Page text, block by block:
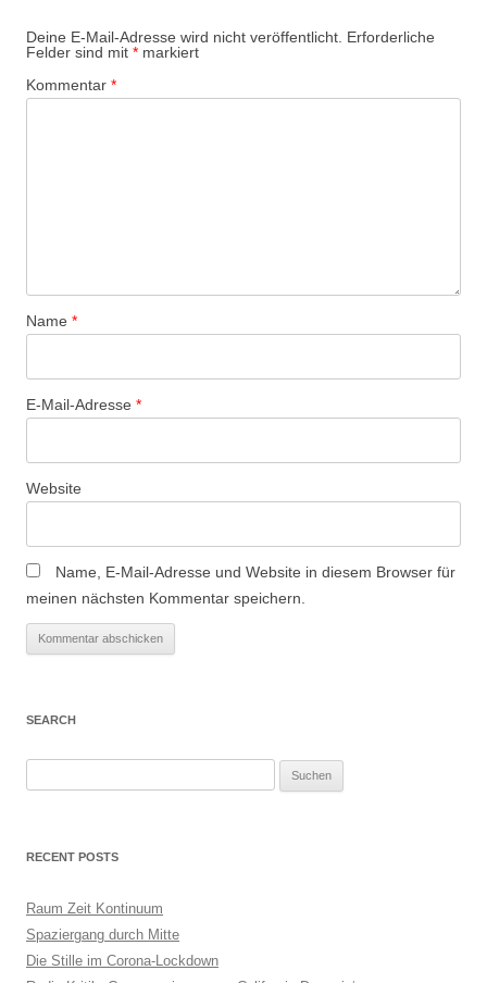
Deine E-Mail-Adresse wird nicht veröffentlicht. Erforderliche
Felder sind mit * markiert
Kommentar *
Name *
E-Mail-Adresse *
Website
Name, E-Mail-Adresse und Website in diesem Browser für
meinen nächsten Kommentar speichern.
SEARCH
h
n
n
a
RECENT POSTS
Raum Zeit Kontinuum
Spaziergang durch Mitte
Die Stille im Corona-Lockdown